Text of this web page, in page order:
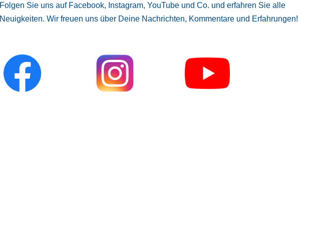
Folgen Sie uns auf Facebook, Instagram, YouTube und Co. und erfahren Sie alle
Neuigkeiten. Wir freuen uns über Deine Nachrichten, Kommentare und Erfahrungen!